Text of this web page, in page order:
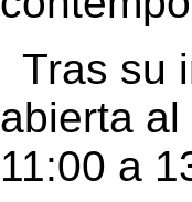
Tras su
abierta
11:00 a